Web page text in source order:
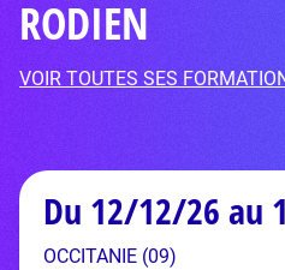
RODIEN
VOIR TOUTES SES
Du 12/12/26 au
OCCITANIE (09)